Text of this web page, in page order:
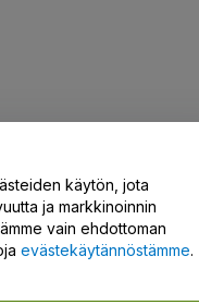
käytön, jota
ja markkinoinnin
vain ehdottoman
evästekäytännöstämme.